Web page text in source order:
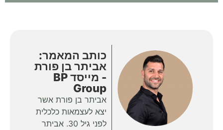
כותב המאמר:
אביתר בן פורת
- מייסד BP
Group
אביתר בן פורת אשר
יצא לעצמאות כלכלית
לפני גיל 30. אביתר